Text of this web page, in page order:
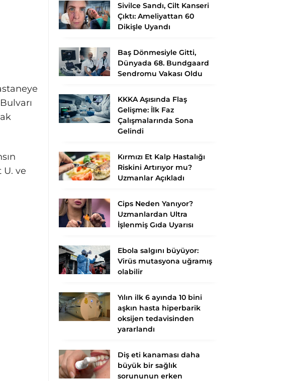
U. ve
Sivilce Sandı, Cilt Kanseri
Çıktı: Ameliyattan 60
Dikişle Uyandı
Baş Dönmesiyle Gitti,
Dünyada 68. Bundgaard
Sendromu Vakası Oldu
KKKA Aşısında Flaş
Gelişme: İlk Faz
Çalışmalarında Sona
Gelindi
Kırmızı Et Kalp Hastalığı
Riskini Artırıyor mu?
Uzmanlar Açıkladı
Cips Neden Yanıyor?
Uzmanlardan Ultra
İşlenmiş Gıda Uyarısı
Ebola salgını büyüyor:
Virüs mutasyona uğramış
olabilir
Yılın ilk 6 ayında 10 bini
aşkın hasta hiperbarik
oksijen tedavisinden
yararlandı
Diş eti kanaması daha
büyük bir sağlık
sorununun erken